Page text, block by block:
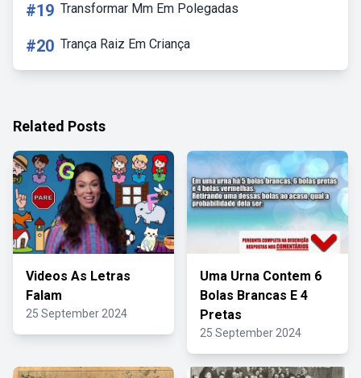
#19 Transformar Mm Em Polegadas
#20 Trança Raiz Em Criança
Related Posts
Videos As Letras
Falam
25 September 2024
Uma Urna Contem 6
Bolas Brancas E 4
Pretas
25 September 2024